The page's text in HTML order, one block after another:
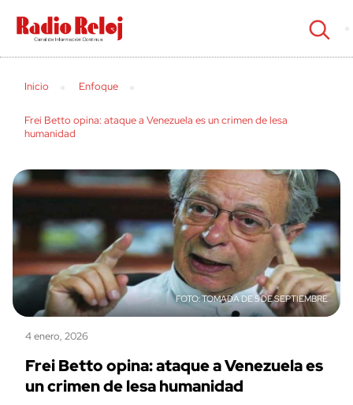
cerrar
Inicio Enfoque
Frei Betto opina: ataque a Venezuela es un crimen de lesa
humanidad
TOMADA DE 5 DE SEPTIEMBRE
4 enero, 2026
Frei Betto opina: ataque a Venezuela es
un crimen de lesa humanidad